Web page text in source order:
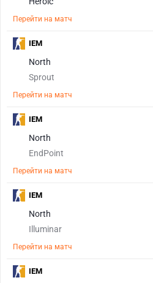
Перейти на матч
North
Sprout
Перейти на матч
IEM
North
EndPoint
Перейти на матч
IEM
North
Illuminar
Перейти на матч
IEM
IEM